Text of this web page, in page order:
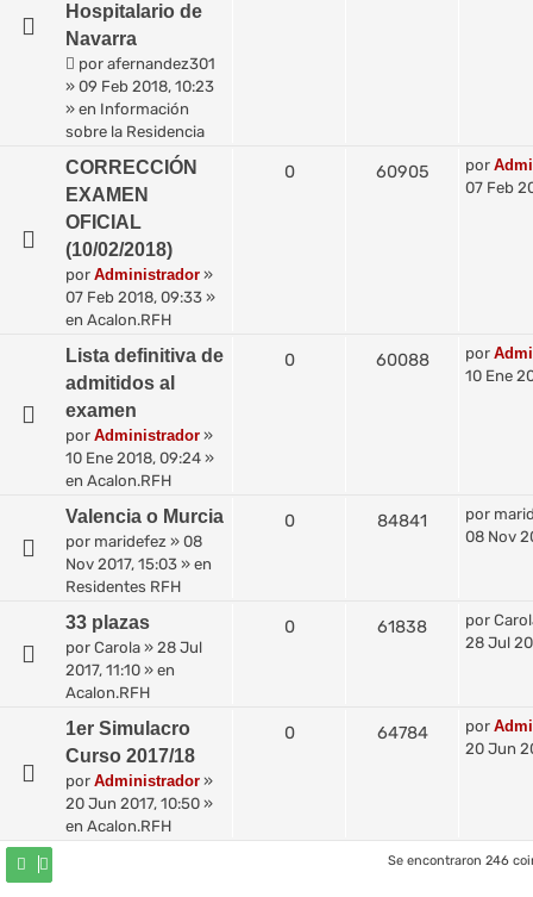
Hospitalario de
Navarra
por afernandez301
» 09 Feb 2018, 10:23
» en Información
sobre la Residencia
CORRECCIÓN
EXAMEN
OFICIAL
(10/02/2018)
por Administrador »
07 Feb 2018, 09:33 »
en Acalon.RFH
0 60905 por
07 Feb
Lista definitiva de
admitidos al
examen
por Administrador »
10 Ene 2018, 09:24 »
en Acalon.RFH
0 60088 por
10 Ene
Valencia o Murcia
por maridefez » 08
Nov 2017, 15:03 » en
Residentes RFH
0 84841 por
08 Nov
33 plazas
por Carola » 28 Jul
2017, 11:10 » en
Acalon.RFH
0 61838 por
28 Jul
1er Simulacro
Curso 2017/18
por Administrador »
20 Jun 2017, 10:50 »
en Acalon.RFH
0 64784 por
20 Jun
Se encontraron 246